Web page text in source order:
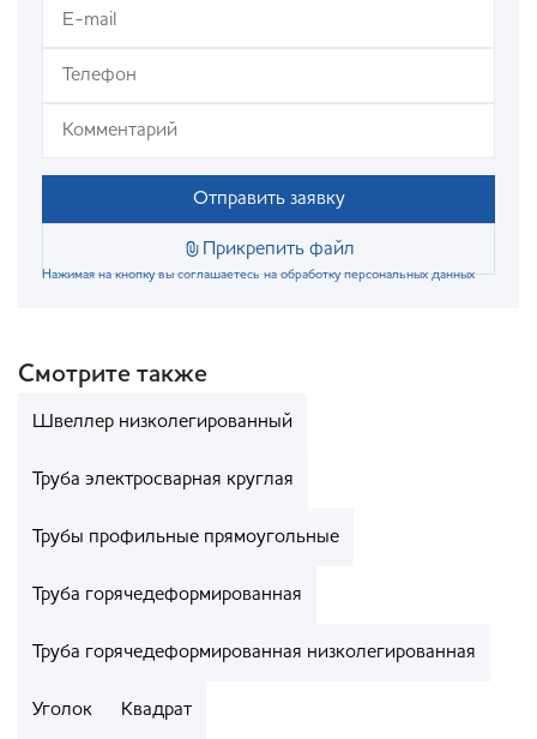
Отправить заявку
Прикрепить файл
Нажимая на кнопку вы соглашаетесь на обработку персональных данных
Смотрите также
Швеллер низколегированный
Труба электросварная круглая
Трубы профильные прямоугольные
Труба горячедеформированная
Труба горячедеформированная низколегированная
Уголок Квадрат